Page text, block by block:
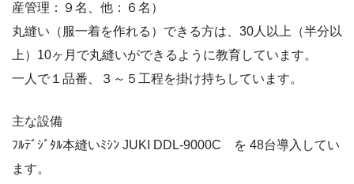
産管理：９名、他：６名）
丸縫い（服一着を作れる）できる方は、30人以上（半分以
上）10ヶ月で丸縫いができるように教育しています。
一人で１品番、３～５工程を掛け持ちしています。
主な設備
ﾌﾙﾃﾞｼﾞﾀﾙ本縫いﾐｼﾝ JUKI DDL-9000C を 48台導入してい
ます。